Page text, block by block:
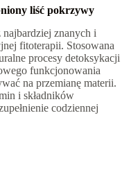
liść pokrzywy
znanych i
fitoterapii. Stosowana
procesy detoksykacji
funkcjonowania
na przemianę materii.
i składników
codziennej